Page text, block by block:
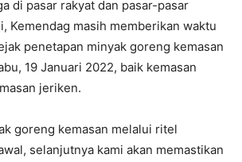
di pasar rakyat dan pasar-pasar
Kemendag masih memberikan waktu
penetapan minyak goreng kemasan
19 Januari 2022, baik kemasan
jeriken.
goreng kemasan melalui ritel
selanjutnya kami akan memastikan